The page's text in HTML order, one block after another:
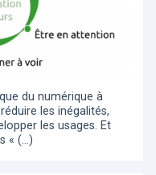
du numérique à
les inégalités,
les usages. Et
« (…)